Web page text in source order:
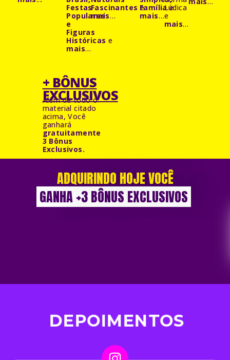
Festas
Populares
e
Figuras
Históricas e
mais…
Fascinantes e
mais…
Famíliae
mais…
Lúdica
e
mais…
+ BÔNUS
EXCLUSIVOS
Além de todo o
material citado
acima, Você
ganhará
gratuitamente
3 Bônus
Exclusivos.
ADQUIRINDO HOJE VOCÊ
GANHA +3 BÔNUS EXCLUSIVOS
DEPOIMENTOS